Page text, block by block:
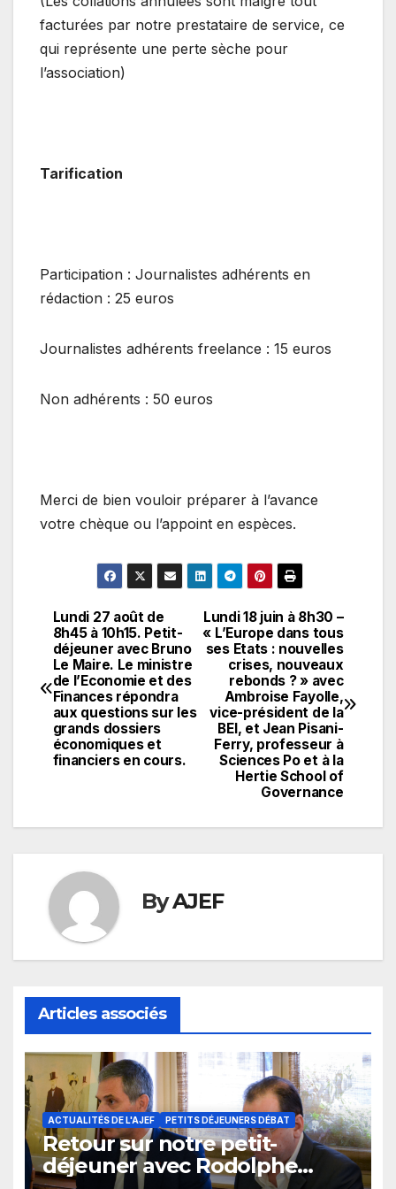
facturées par notre prestataire de service, ce
qui représente une perte sèche pour
l’association)
Tarification
Participation : Journalistes adhérents en
rédaction : 25 euros
Journalistes adhérents freelance : 15 euros
Non adhérents : 50 euros
Merci de bien vouloir préparer à l’avance
votre chèque ou l’appoint en espèces.
Navigation
de
l’article
Lundi 18 juin à 8h30 –
« L’Europe dans tous
ses Etats : nouvelles
crises, nouveaux
rebonds ? » avec
Ambroise Fayolle,
vice-président de la
BEI, et Jean Pisani-
Ferry, professeur à
Sciences Po et à la
Hertie School of
Governance
Lundi 27 août de
8h45 à 10h15. Petit-
déjeuner avec Bruno
Le Maire. Le ministre
de l’Economie et des
Finances répondra
aux questions sur les
grands dossiers
économiques et
financiers en cours.
ByAJEF
Articles associés
ACTUALITÉS DE L'AJEF PETITS DÉJEUNERS DÉBAT
Retour sur notre petit-
déjeuner avec Rodolphe